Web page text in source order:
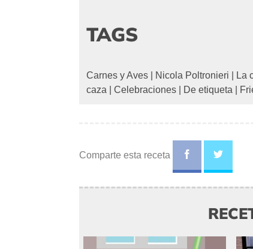
TAGS
Carnes y Aves Nicola Poltronieri La
caza
Celebraciones De etiqueta
Comparte esta receta